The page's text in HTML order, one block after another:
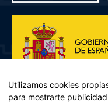
Utilizamos cookies
para mostrarte